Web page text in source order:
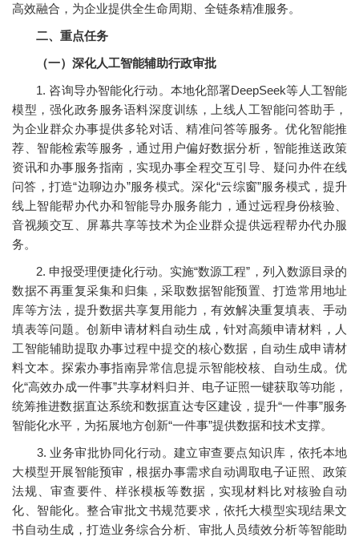
高效融合，为企业提供全生命周期、全链条精准服务。
二、重点任务
（一）深化人工智能辅助行政审批
1. 咨询导办智能化行动。本地化部署DeepSeek等人工智能
模型，强化政务服务语料深度训练，上线人工智能问答助手，
为企业群众办事提供多轮对话、精准问答等服务。优化智能推
荐、智能检索等服务，通过用户偏好数据分析，智能推送政策
资讯和办事服务指南，实现办事全程交互引导、疑问办件在线
问答，打造“边聊边办”服务模式。深化“云综窗”服务模式，提升
线上智能帮办代办和智能导办服务能力，通过远程身份核验、
音视频交互、屏幕共享等技术为企业群众提供远程帮办代办服
务。
2. 申报受理便捷化行动。实施“数源工程”，列入数源目录的
数据不再重复采集和归集，采取数据智能预置、打造常用地址
库等方法，提升数据共享复用能力，有效解决重复填表、手动
填表等问题。创新申请材料自动生成，针对高频申请材料，人
工智能辅助提取办事过程中提交的核心数据，自动生成申请材
料文本。探索办事指南异常信息提示智能校核、自动生成。优
化“高效办成一件事”共享材料归并、电子证照一键获取等功能，
统筹推进数据直达系统和数据直达专区建设，提升“一件事”服务
智能化水平，为拓展地方创新“一件事”提供数据和技术支撑。
3. 业务审批协同化行动。建立审查要点知识库，依托本地
大模型开展智能预审，根据办事需求自动调取电子证照、政策
法规、审查要件、样张模板等数据，实现材料比对核验自动
化、智能化。整合审批文书规范要求，依托大模型实现结果文
书自动生成，打造业务综合分析、审批人员绩效分析等智能助